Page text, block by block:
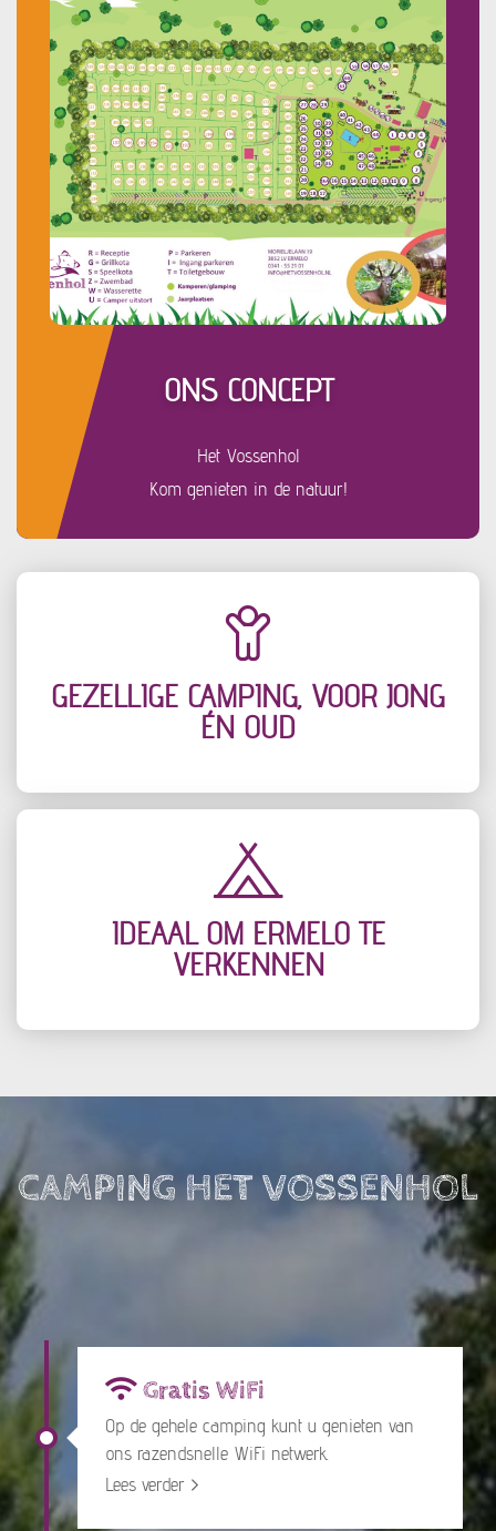
ONS CONCEPT
Het Vossenhol
Kom genieten in de natuur!
GEZELLIGE CAMPING, VOOR JONG
ÉN OUD
IDEAAL OM ERMELO TE
VERKENNEN
CAMPING HET VOSSENHOL
Gratis WiFi
Op de gehele camping kunt u genieten van
ons razendsnelle WiFi netwerk.
Lees verder